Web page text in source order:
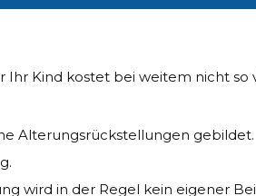
Ihr Kind kostet bei weitem nicht so
Alterungsrückstellungen gebildet.
wird in der Regel kein eigener